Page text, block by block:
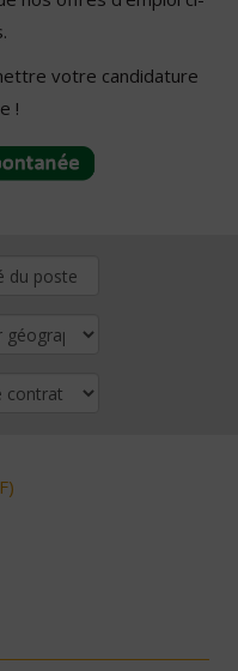
votre candidature
!